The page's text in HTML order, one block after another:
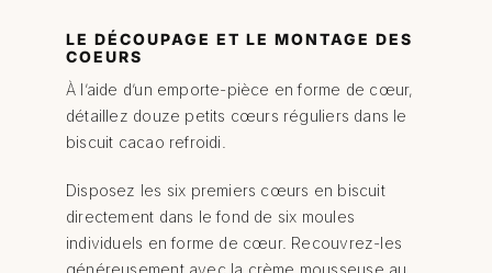
LE DÉCOUPAGE ET LE MONTAGE DES
COEURS
À l’aide d’un emporte-pièce en forme de cœur,
détaillez douze petits cœurs réguliers dans le
biscuit cacao refroidi.
Disposez les six premiers cœurs en biscuit
directement dans le fond de six moules
individuels en forme de cœur. Recouvrez-les